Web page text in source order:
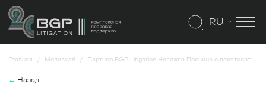
RU
Главная Медиахаб Партнер BGP Litigation Надежда Пронина о десятилетнем пресекательном сроке по спорам о приватизации
← Назад